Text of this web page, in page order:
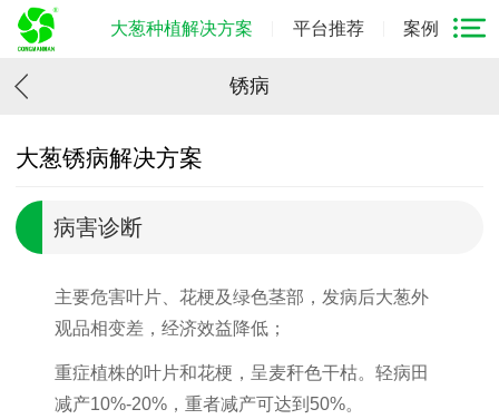
大葱种植解决方案 平台推荐 案例
锈病
大葱锈病解决方案
病害诊断
主要危害叶片、花梗及绿色茎部，发病后大葱外
观品相变差，经济效益降低；
重症植株的叶片和花梗，呈麦秆色干枯。轻病田
减产10%-20%，重者减产可达到50%。